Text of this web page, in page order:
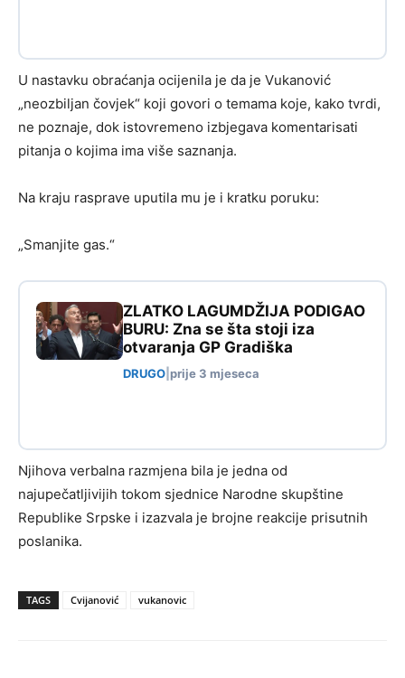
U nastavku obraćanja ocijenila je da je Vukanović
„neozbiljan čovjek“ koji govori o temama koje, kako tvrdi,
ne poznaje, dok istovremeno izbjegava komentarisati
pitanja o kojima ima više saznanja.
Na kraju rasprave uputila mu je i kratku poruku:
„Smanjite gas.“
ZLATKO LAGUMDŽIJA PODIGAO
BURU: Zna se šta stoji iza
otvaranja GP Gradiška
DRUGO prije 3 mjeseca
Njihova verbalna razmjena bila je jedna od
najupečatljivijih tokom sjednice Narodne skupštine
Republike Srpske i izazvala je brojne reakcije prisutnih
poslanika.
TAGS Cvijanović vukanovic